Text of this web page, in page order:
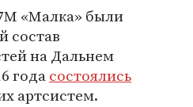
«Малка» были
состав
на Дальнем
годасостоялись
артсистем.